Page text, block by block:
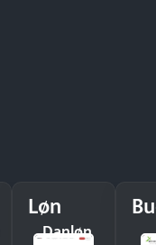
Løn
Danløn